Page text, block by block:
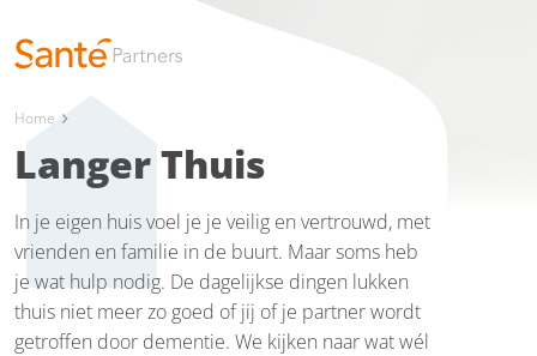
Home chevron_right
Langer Thuis
In je eigen huis voel je je veilig en vertrouwd, met
vrienden en familie in de buurt. Maar soms heb
je wat hulp nodig. De dagelijkse dingen lukken
thuis niet meer zo goed of jij of je partner wordt
getroffen door dementie. We kijken naar wat wél